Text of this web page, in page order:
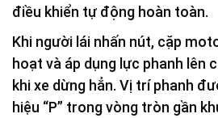
điều khiển tự động hoàn toàn.
Khi người lái nhấn nút, cặp
hoạt và áp dụng lực phanh lên
khi xe dừng hẳn. Vị trí phanh
hiệu “P” trong vòng tròn gần